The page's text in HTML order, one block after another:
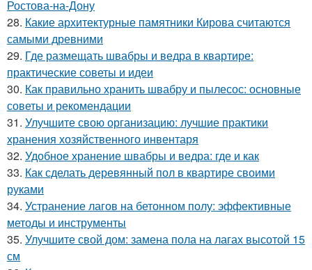
Ростова-на-Дону
28. Какие архитектурные памятники Кирова считаются
самыми древними
29. Где размещать швабры и ведра в квартире:
практические советы и идеи
30. Как правильно хранить швабру и пылесос: основные
советы и рекомендации
31. Улучшите свою организацию: лучшие практики
хранения хозяйственного инвентаря
32. Удобное хранение швабры и ведра: где и как
33. Как сделать деревянный пол в квартире своими
руками
34. Устранение лагов на бетонном полу: эффективные
методы и инструменты
35. Улучшите свой дом: замена пола на лагах высотой 15
см